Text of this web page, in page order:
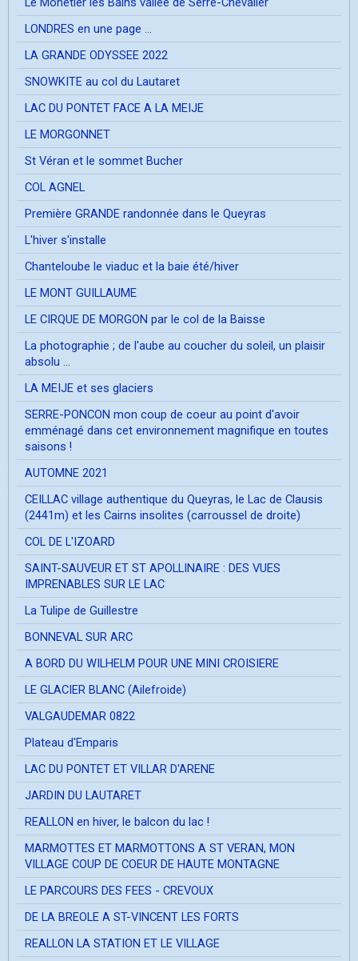
LONDRES en une page ...
LA GRANDE ODYSSEE 2022
SNOWKITE au col du Lautaret
LAC DU PONTET FACE A LA MEIJE
LE MORGONNET
St Véran et le sommet Bucher
COL AGNEL
Première GRANDE randonnée dans le Queyras
L'hiver s'installe
Chanteloube le viaduc et la baie été/hiver
LE MONT GUILLAUME
LE CIRQUE DE MORGON par le col de la Baisse
La photographie ; de l'aube au coucher du soleil, un plaisir
absolu ...
LA MEIJE et ses glaciers
SERRE-PONCON mon coup de coeur au point d'avoir
emménagé dans cet environnement magnifique en toutes
saisons !
AUTOMNE 2021
CEILLAC village authentique du Queyras, le Lac de Clausis
(2441m) et les Cairns insolites (carroussel de droite)
COL DE L'IZOARD
SAINT-SAUVEUR ET ST APOLLINAIRE : DES VUES
IMPRENABLES SUR LE LAC
La Tulipe de Guillestre
BONNEVAL SUR ARC
A BORD DU WILHELM POUR UNE MINI CROISIERE
LE GLACIER BLANC (Ailefroide)
VALGAUDEMAR 0822
Plateau d'Emparis
LAC DU PONTET ET VILLAR D'ARENE
JARDIN DU LAUTARET
REALLON en hiver, le balcon du lac !
MARMOTTES ET MARMOTTONS A ST VERAN, MON
VILLAGE COUP DE COEUR DE HAUTE MONTAGNE
LE PARCOURS DES FEES - CREVOUX
DE LA BREOLE A ST-VINCENT LES FORTS
REALLON LA STATION ET LE VILLAGE